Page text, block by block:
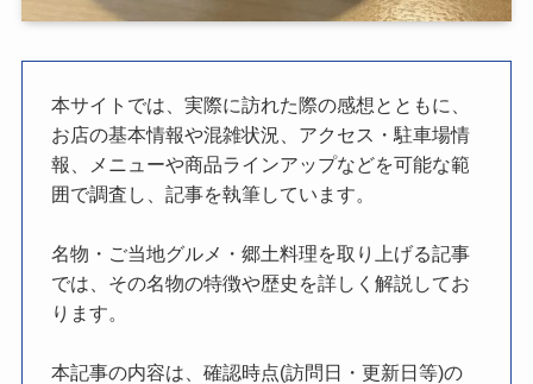
本サイトでは、実際に訪れた際の感想とともに、
お店の基本情報や混雑状況、アクセス・駐車場情
報、メニューや商品ラインアップなどを可能な範
囲で調査し、記事を執筆しています。
名物・ご当地グルメ・郷土料理を取り上げる記事
では、その名物の特徴や歴史を詳しく解説してお
ります。
本記事の内容は、確認時点(訪問日・更新日等)の